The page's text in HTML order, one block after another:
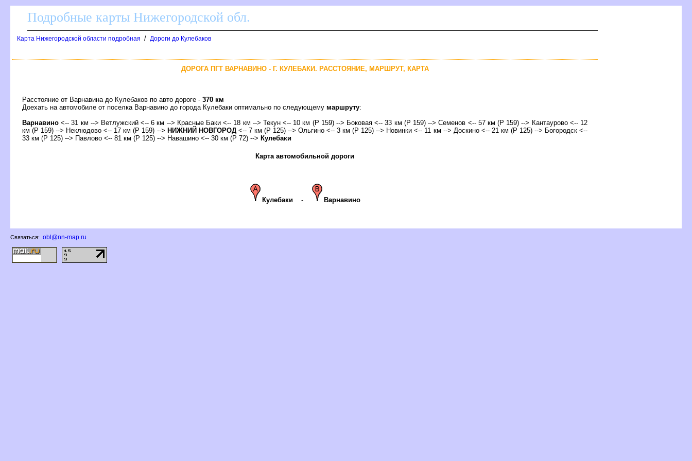
Подробные карты Нижегородской обл.
Карта Нижегородской области подробная / Дороги до Кулебако
ДОРОГА ПГТ ВАРНАВИНО - Г. КУЛЕБАКИ. РАССТОЯНИЕ, МАРШРУТ, КАРТА
Расстояние от Варнавина до Кулебаков по авто дороге - 370 км
Доехать на автомобиле от поселка Варнавино до города Кулебаки оптимально по следующему маршруту:
арнавино <-- 31 км --> Ветлужский <-- 6 км --> Красные Баки <-- 18 км --> Текун <-- 10 км (Р 159) --> Боковая <-- 33 км (Р 159) --> Семенов <-- 57 км (Р 159) --> Кантаурово <-- 12
км (Р 159) --> Неклюдово <-- 17 км (Р 159) --> НИЖНИЙ НОВГОРОД<-- 7 км (Р 125) --> Ольгино <-- 3 км (Р 125) --> Новинки <-- 11 км --> Доскино <-- 21 км (Р 125) --> Богородск <--
33 км (Р 125) --> Павлово <-- 81 км (Р 125) --> Навашино <-- 30 км (Р 72) --> Кулебаки
Карта автомобильной дороги
Кулебаки- арнавино
Связаться: obl@nn-map.ru